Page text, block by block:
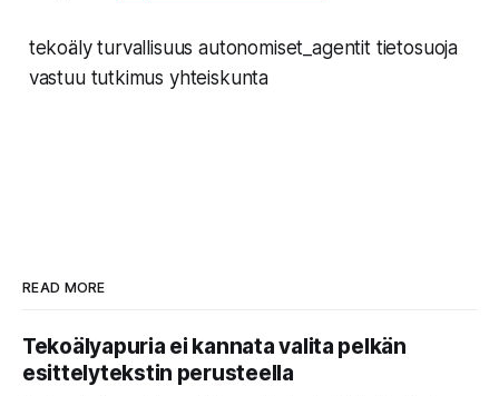
tekoäly turvallisuus autonomiset_agentit tietosuoja
vastuu tutkimus yhteiskunta
READ MORE
Tekoälyapuria ei kannata valita pelkän
esittelytekstin perusteella